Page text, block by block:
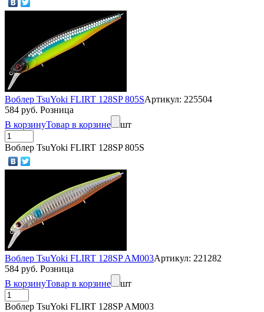
Воблер TsuYoki FLIRT 128SP 805SАртикул: 225504
584 руб. Розница
В корзинуТовар в корзине шт
Воблер TsuYoki FLIRT 128SP 805S
Воблер TsuYoki FLIRT 128SP AM003Артикул: 221282
584 руб. Розница
В корзинуТовар в корзине шт
Воблер TsuYoki FLIRT 128SP AM003